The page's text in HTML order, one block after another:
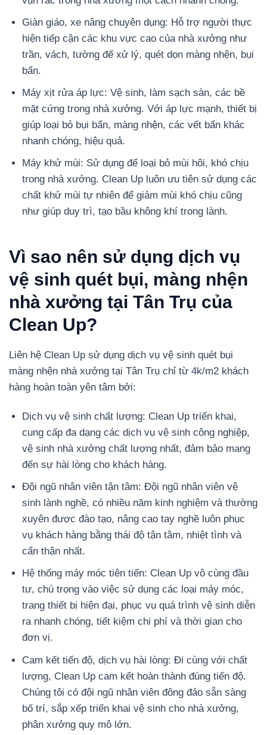
Giàn giáo, xe nâng chuyên dụng: Hỗ trợ người thực
hiện tiếp cận các khu vực cao của nhà xưởng như
trần, vách, tường để xử lý, quét dọn màng nhện, bụi
bẩn.
Máy xịt rửa áp lực: Vệ sinh, làm sạch sàn, các bề
mặt cứng trong nhà xưởng. Với áp lực mạnh, thiết bị
giúp loại bỏ bụi bẩn, màng nhện, các vết bẩn khác
nhanh chóng, hiệu quả.
Máy khử mùi: Sử dụng để loại bỏ mùi hôi, khó chịu
trong nhà xưởng. Clean Up luôn ưu tiên sử dụng các
chất khử mùi tự nhiên để giảm mùi khó chịu cũng
như giúp duy trì, tạo bầu không khí trong lành.
Vì sao nên sử dụng dịch vụ
vệ sinh quét bụi, màng nhện
nhà xưởng tại Tân Trụ của
Clean Up?
Liên hệ Clean Up sử dụng dịch vụ vệ sinh quét bụi
màng nhện nhà xưởng tại Tân Trụ chỉ từ 4k/m2 khách
hàng hoàn toàn yên tâm bởi:
Dịch vụ vệ sinh chất lượng: Clean Up triển khai,
cung cấp đa dạng các dịch vụ vệ sinh công nghiệp,
vệ sinh nhà xưởng chất lượng nhất, đảm bảo mang
đến sự hài lòng cho khách hàng.
Đội ngũ nhân viên tận tâm: Đội ngũ nhân viên vệ
sinh lành nghề, có nhiều năm kinh nghiệm và thường
xuyên được đào tạo, nâng cao tay nghề luôn phục
vụ khách hàng bằng thái độ tận tâm, nhiệt tình và
cẩn thận nhất.
Hệ thống máy móc tiên tiến: Clean Up vô cùng đầu
tư, chú trọng vào việc sử dụng các loại máy móc,
trang thiết bị hiện đại, phục vụ quá trình vệ sinh diễn
ra nhanh chóng, tiết kiệm chi phí và thời gian cho
đơn vị.
Cam kết tiến độ, dịch vụ hài lòng: Đi cùng với chất
lượng, Clean Up cam kết hoàn thành đúng tiến độ.
Chúng tôi có đội ngũ nhân viên đông đảo sẵn sàng
bố trí, sắp xếp triển khai vệ sinh cho nhà xưởng,
phân xưởng quy mô lớn.